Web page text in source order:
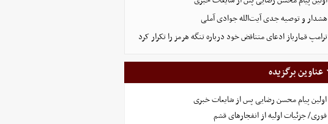
هشدار و توصیه جدی آیت‌الله جوادی آملی
ترامپ قمارباز ادعای متناقض خود درباره تنگه هرمز را تکرار کرد
عناوین برگزیده
اولین پیام محسن رضایی پس از شایعات خبری
فوری/ جزئیات اولیه از انفجارهای قشم